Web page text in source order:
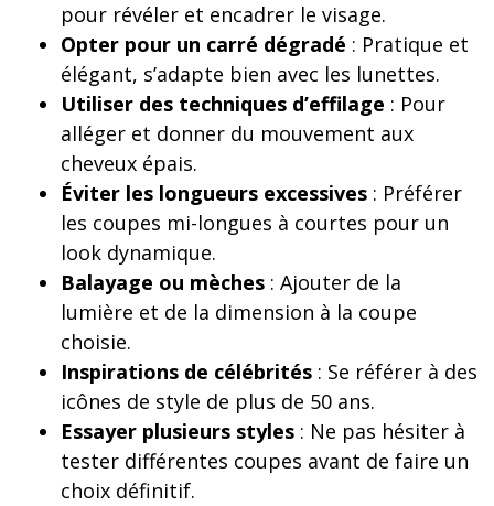
pour révéler et encadrer le visage.
Opter pour un carré dégradé : Pratique et
élégant, s’adapte bien avec les lunettes.
Utiliser des techniques d’effilage : Pour
alléger et donner du mouvement aux
cheveux épais.
Éviter les longueurs excessives : Préférer
les coupes mi-longues à courtes pour un
look dynamique.
Balayage ou mèches : Ajouter de la
lumière et de la dimension à la coupe
choisie.
Inspirations de célébrités : Se référer à des
icônes de style de plus de 50 ans.
Essayer plusieurs styles : Ne pas hésiter à
tester différentes coupes avant de faire un
choix définitif.